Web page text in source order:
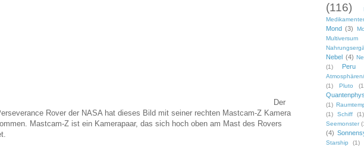
Der
Rover der NASA hat dieses Bild mit seiner rechten Mastcam-Z Kamera
Mastcam-Z ist ein Kamerapaar, das sich hoch oben am Mast des Rovers
(116)
Mond (3)
Multiversum
Nebel (4)
(1)
Peru
(1)
Pluto
(1)
(1)
Schiff
(1)
Seemonster
(4)
Starship (1)